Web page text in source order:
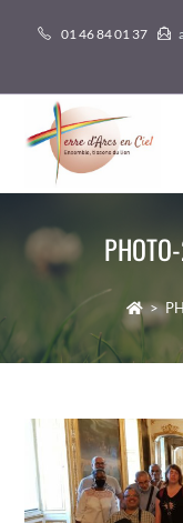
01 46 84 01 37
>